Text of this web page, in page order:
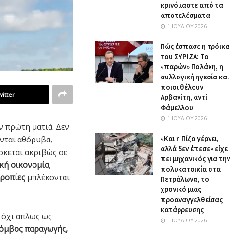
πρώτη ματιά. Δεν
αθόρυβα,
ακριβώς σε
οικονομία,
μπλέκονται
όχι απλώς ως
παραγωγής,
κρινόμαστε από τα
αποτελέσματα
1 ΙΟΥΛΊΟΥ 2026
Πώς έσπασε η τρόικα
του ΣΥΡΙΖΑ: Το
«παρών» Πολάκη, η
συλλογική ηγεσία και
ποιοι θέλουν
Αρβανίτη, αντί
Φάμελλου
1 ΙΟΥΛΊΟΥ 2026
«Και η Πίζα γέρνει,
αλλά δεν έπεσε» είχε
πει μηχανικός για την
πολυκατοικία στα
Πετράλωνα, το
χρονικό μιας
προαναγγελθείσας
κατάρρευσης
1 ΙΟΥΛΊΟΥ 2026